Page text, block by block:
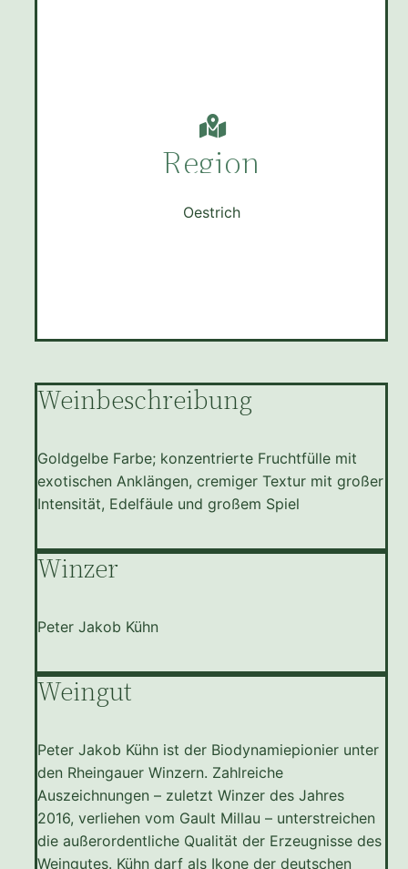
Region
Oestrich
Weinbeschreibung
Goldgelbe Farbe; konzentrierte Fruchtfülle mit
exotischen Anklängen, cremiger Textur mit großer
Intensität, Edelfäule und großem Spiel
Winzer
Peter Jakob Kühn
Weingut
Peter Jakob Kühn ist der Biodynamiepionier unter
den Rheingauer Winzern. Zahlreiche
Auszeichnungen – zuletzt Winzer des Jahres
2016, verliehen vom Gault Millau – unterstreichen
die außerordentliche Qualität der Erzeugnisse des
Weingutes. Kühn darf als Ikone der deutschen